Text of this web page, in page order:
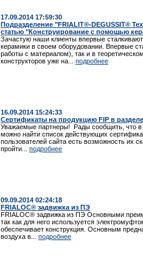
17.09.2014 17:59:30
Подразделение "FRIALIT®-DEGUSSIT®
статью "Конструирование с помощью
Зачастую наши клиенты впервые
керамики в своем оборудовании. Впервые
работы с материалом), так и в
конструкторов уже на... подробнее
16.09.2014 15:24:33
Сертификаты на продукцию FIP в
Уважаемые партнеры! Рады сообщить, что
можно найти список действующих
пользователей сайта есть возможность их
пройти... подробнее
09.09.2014 02:24:18
FRIALOC® задвижка из ПЭ
FRIALOC® задвижка из ПЭ Основными
так как для него используется
обеспечивает конструкция. Основным
воздуха в... подробнее